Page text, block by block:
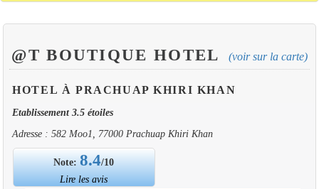
@T BOUTIQUE HOTEL (voir sur la carte)
HOTEL À PRACHUAP KHIRI KHAN
Etablissement 3.5 étoiles
Adresse : 582 Moo1, 77000 Prachuap Khiri Khan
Note:8.4/10
Lire les avis